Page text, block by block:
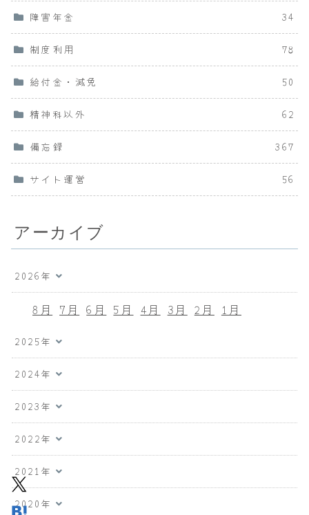
障害年金 34
制度利用 78
給付金・減免 50
精神科以外 62
備忘録 367
サイト運営 56
アーカイブ
2026年
8月 7月 6月 5月 4月 3月 2月 1月
2025年
2024年
2023年
2022年
2021年
2020年